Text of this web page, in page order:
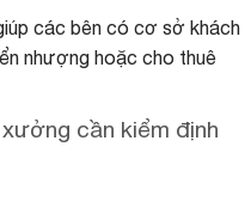
các bên có cơ sở khách
nhượng hoặc cho thuê
cần kiểm định